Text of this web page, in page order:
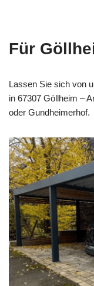
Für
Lassen Sie sich von
in 67307 Göllheim –
oder Gundheimerhof.